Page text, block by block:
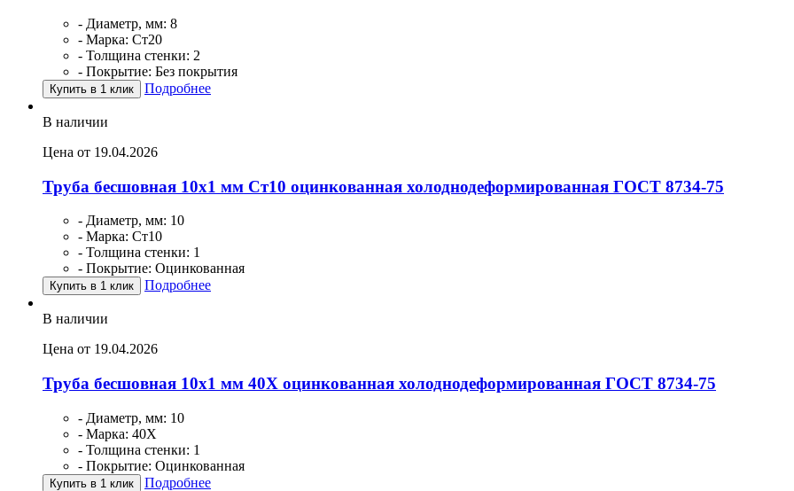
- Диаметр, мм: 8
- Марка: Ст20
- Толщина стенки: 2
- Покрытие: Без покрытия
Купить в 1 клик Подробнее
В наличии
Цена от 19.04.2026
Труба бесшовная 10х1 мм Ст10 оцинкованная холоднодеформированная ГОСТ 8734-75
- Диаметр, мм: 10
- Марка: Ст10
- Толщина стенки: 1
- Покрытие: Оцинкованная
Купить в 1 клик Подробнее
В наличии
Цена от 19.04.2026
Труба бесшовная 10х1 мм 40Х оцинкованная холоднодеформированная ГОСТ 8734-75
- Диаметр, мм: 10
- Марка: 40Х
- Толщина стенки: 1
- Покрытие: Оцинкованная
Купить в 1 клик Подробнее